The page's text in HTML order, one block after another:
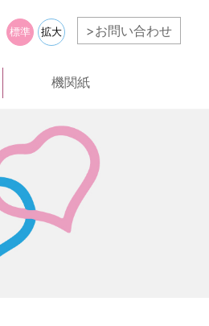
標準 拡大 >お問い合わせ
機関紙